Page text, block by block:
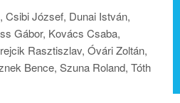
Csibi József, Dunai István,
Gábor, Kovács Csaba,
Rasztiszlav, Óvári Zoltán,
Bence, Szuna Roland, Tóth